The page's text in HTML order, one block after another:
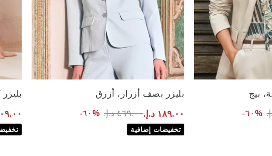
بيج
Price to ٢٢٩.٠٠ د.إ.‏%٦٠-
بليزر بصف أزرار، أزرق
١٨٩.٠٠ د.إ.‏ Price reduced from
٤٦٩.٠٠ د.إ.‏ to ١٨٩.٠٠ د.إ.‏%٦٠-
تخفيضات إضافية
٢٠٩.٠٠